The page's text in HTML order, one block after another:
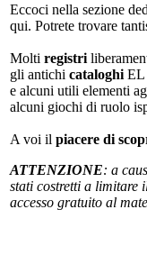
Eccoci nella sezione
qui. Potrete trovare
Molti registri
gli antichi cataloghi EL
e alcuni utili elementi
alcuni giochi di ruolo
A voi il piacere di
ATTENZIONE: a
stati costretti a limitare
accesso gratuito al